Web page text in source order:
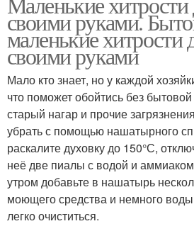
своими руками.
маленькие хитрости
своими руками
Мало кто знает, но у каждой
что поможет обойтись без
старый нагар и прочие
убрать с помощью нашатырного
раскалите духовку до 150°С,
неё две пиалы с водой и
утром добавьте в нашатырь
моющего средства и немного
легко очиститься.